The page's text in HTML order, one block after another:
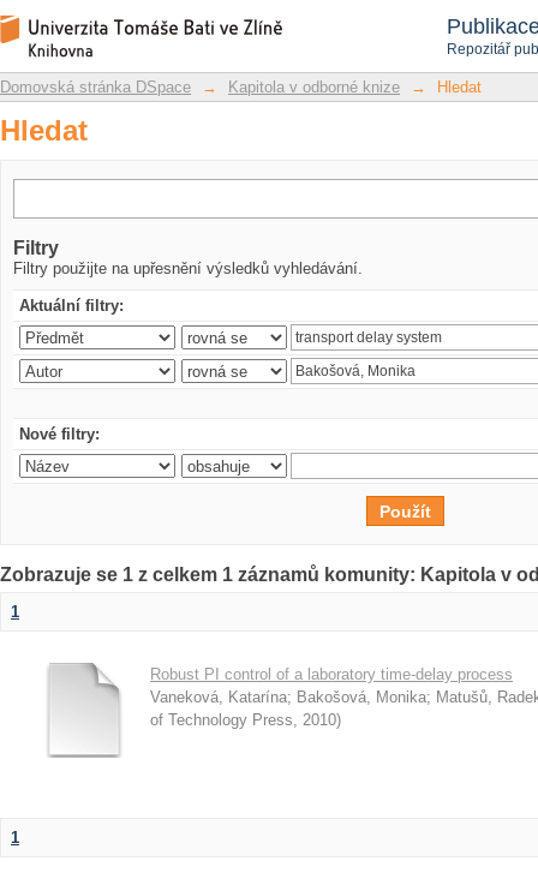
Repozitář
Hledat
Repozitář DSpace/Manakin
Domovská stránka DSpace → Kapitola v odborné knize → Hledat
Hledat
Filtry
Filtry použijte na upřesnění výsledků vyhledávání.
Aktuální filtry:
Nové filtry:
Zobrazuje se 1 z celkem 1 záznamů komunity: Kapitola v
1
Robust PI control of a laboratory time-delay process
Vaneková, Katarína; Bakošová, Monika; Matušů,
of Technology Press, 2010)
1